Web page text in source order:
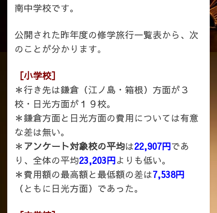
南中学校です。
公開された昨年度の修学旅行一覧表から、次
のことが分かります。
［小学校］
＊行き先は鎌倉（江ノ島・箱根）方面が３
校・日光方面が１９校。
＊鎌倉方面と日光方面の費用については有意
な差は無い。
＊ アンケート対象校の平均は22,907円であ
り、全体の平均23,203円よりも低い。
＊費用額の最高額と最低額の差は7,538円
（ともに日光方面）であった。